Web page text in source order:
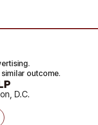
D.C.
outcome.